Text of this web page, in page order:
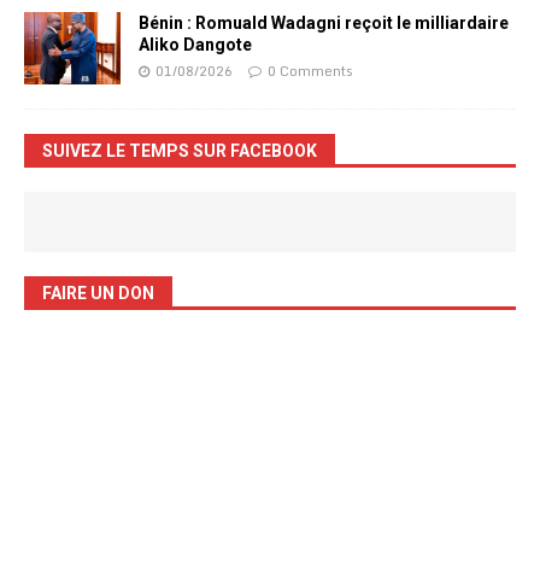
Bénin : Romuald Wadagni reçoit le milliardaire
Aliko Dangote
01/08/2026 0 Comments
SUIVEZ LE TEMPS SUR FACEBOOK
FAIRE UN DON